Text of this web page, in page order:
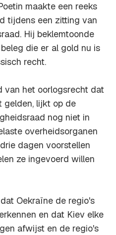
maakte een reeks
tijdens een zitting van
Hij beklemtoonde
die er al gold nu is
recht.
van het oorlogsrecht dat
gelden, lijkt op de
nog niet in
overheidsorganen
dagen voorstellen
ze ingevoerd willen
Oekraïne de regio's
en dat Kiev elke
afwijst en de regio's